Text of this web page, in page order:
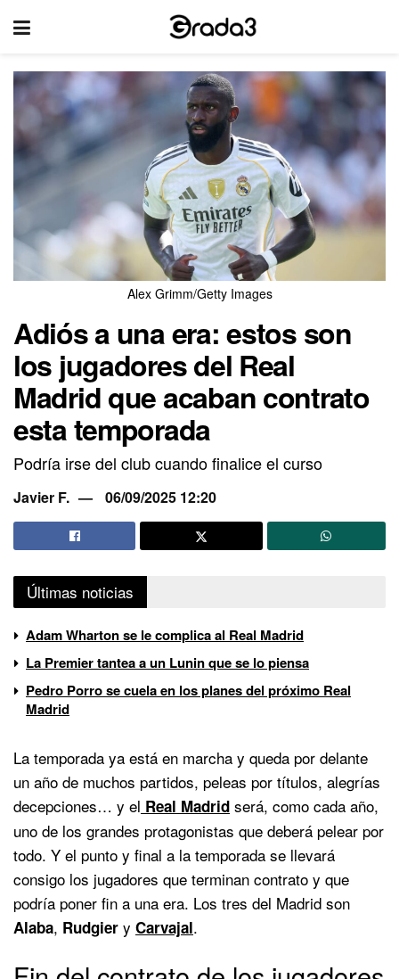
Alex Grimm/Getty Images
Adiós a una era: estos son
los jugadores del Real
Madrid que acaban contrato
esta temporada
Podría irse del club cuando finalice el curso
Javier F. 06/09/2025 12:20
Últimas noticias
Adam Wharton se le complica al Real Madrid
La Premier tantea a un Lunin que se lo piensa
Pedro Porro se cuela en los planes del próximo Real
Madrid
La temporada ya está en marcha y queda por delante
un año de muchos partidos, peleas por títulos, alegrías
decepciones… y el Real Madrid será, como cada año,
uno de los grandes protagonistas que deberá pelear por
todo. Y el punto y final a la temporada se llevará
consigo los jugadores que terminan contrato y que
podría poner fin a una era. Los tres del Madrid son
Alaba, Rudgier y Carvajal.